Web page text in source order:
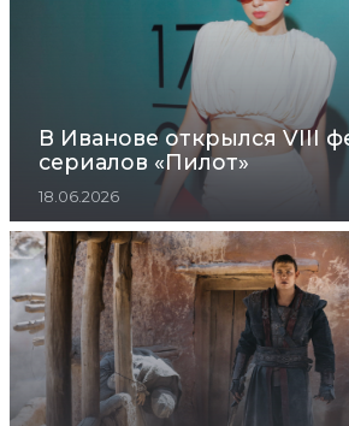
В Иванове открылся VIII
сериалов «Пилот»
18.06.2026